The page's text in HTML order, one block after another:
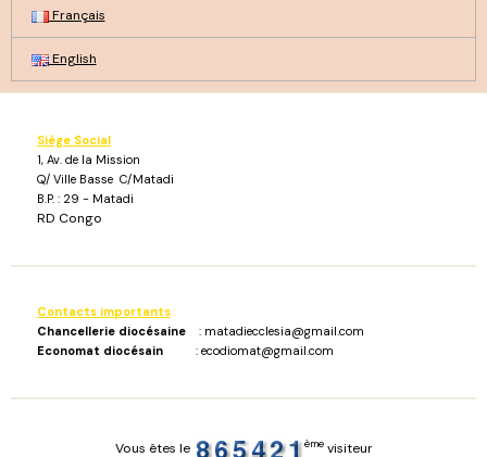
Français
English
Siège Social
1, Av. de la Mission
Q/ Ville Basse C/Matadi
B.P. : 29 - Matadi
RD Congo
Contacts importants :
Chancellerie diocésaine : matadiecclesia@gmail.com
Economat diocésain : ecodiomat@gmail.com
Vous êtes le èmevisiteur